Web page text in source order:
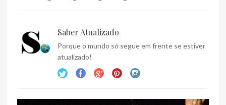
Saber Atualizado
Porque o mundo só segue em frente se estiver
atualizado!